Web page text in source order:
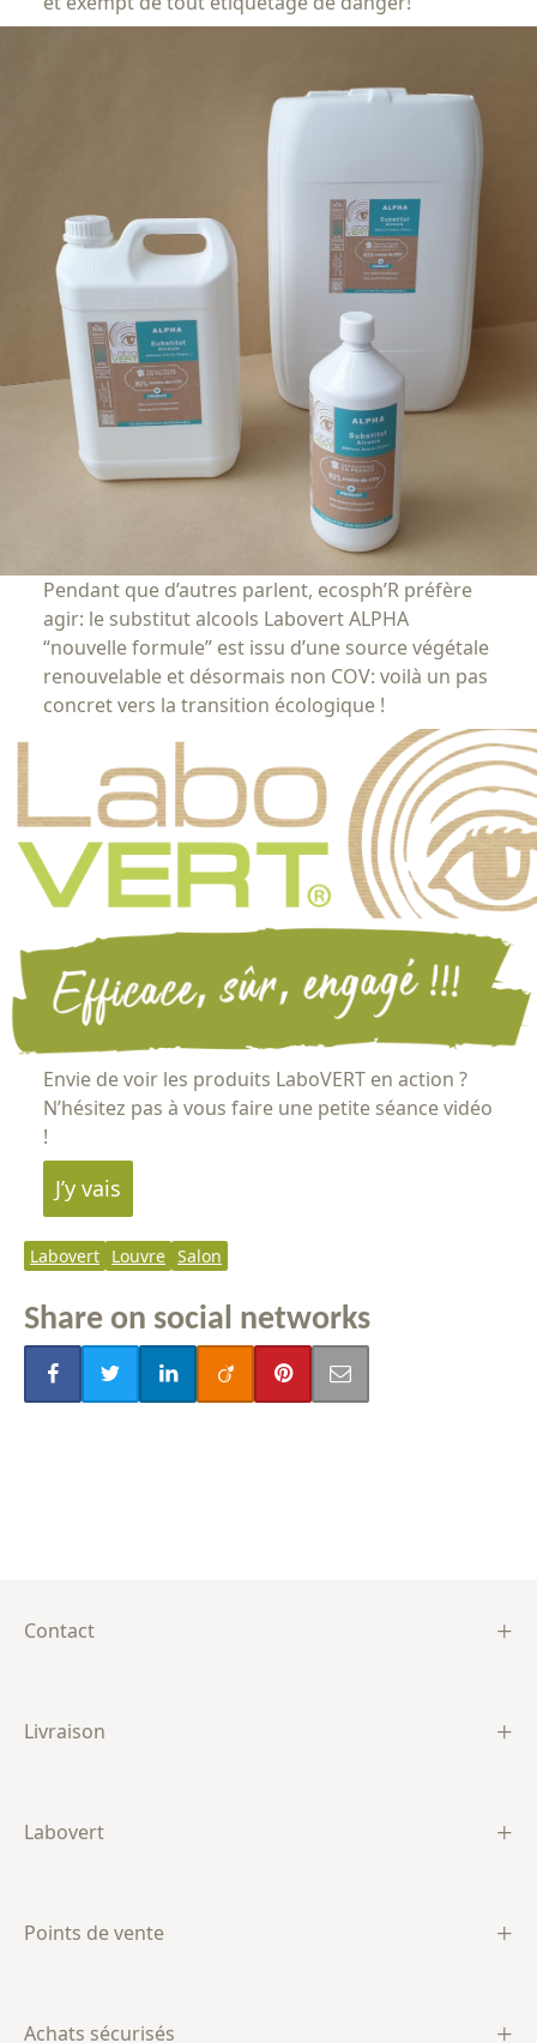
Pendant que d’autres parlent, ecosph’R préfère
agir: le substitut alcools Labovert ALPHA
“nouvelle formule” est issu d’une source végétale
renouvelable et désormais non COV: voilà un pas
concret vers la transition écologique !
Envie de voir les produits LaboVERT en action ?
N’hésitez pas à vous faire une petite séance vidéo
!
J’y vais
Tags
Labovert Louvre Salon
Share on social networks
Contact
Livraison
Labovert
Points de vente
Achats sécurisés